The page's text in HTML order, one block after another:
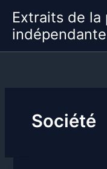
contenu
Extraits de la
indépendante
Société